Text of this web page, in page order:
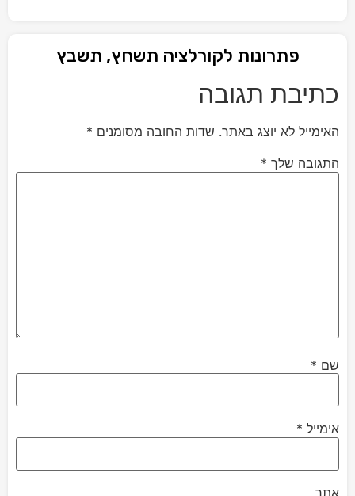
פתרונות לקורלציה תשחץ, תשבץ
כתיבת תגובה
האימייל לא יוצג באתר. שדות החובה מסומנים *
התגובה שלך *
שם *
אימייל *
אתר